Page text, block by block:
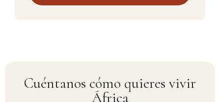
Cuéntanos cómo quieres vivir
África